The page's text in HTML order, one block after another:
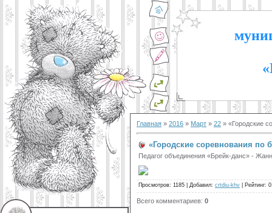
Главная » 2016 » Март » 22 » «Городские
«Городские соревнования по
Педагог объединения «Брейк-данс» -
Просмотров: 1185 Добавил: crtdiu-khv Рейтинг:
Всего комментариев: 0